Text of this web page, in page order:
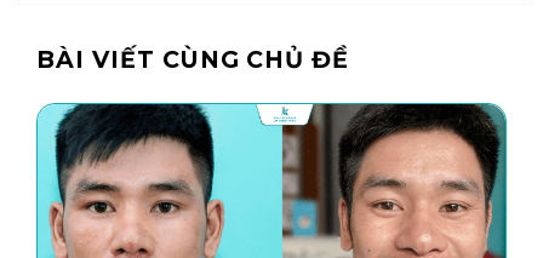
BÀI VIẾT CÙNG CHỦ ĐỀ